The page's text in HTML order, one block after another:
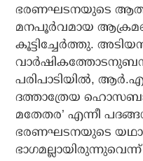
ഭരണഘടനയുടെ
മനപൂര്‍വമായ
കൂട്ടിച്ചേര്‍ത്തു.
പരിപാടിയില്‍,
ദത്താത്രേയ
മതേതര’ എന്നീ
ഭരണഘടനയുടെ